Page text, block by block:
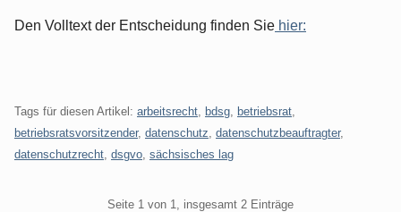
Den Volltext der Entscheidung finden Sie hier:
Tags für diesen Artikel: arbeitsrecht bdsg betriebsrat
betriebsratsvorsitzender, datenschutz datenschutzbeauftragter,
datenschutzrecht dsgvo sächsisches lag
Seite 1 von 1, insgesamt 2 Einträge